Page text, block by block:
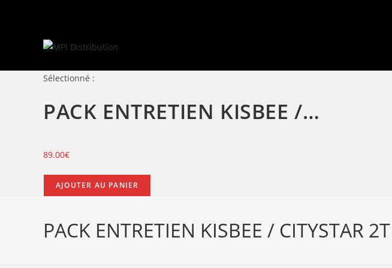
Sélectionné :
PACK ENTRETIEN KISBEE /…
89.00€
quantité
de
ENTRETIEN
KISBEE
AJOUTER AU PANIER
PACK ENTRETIEN KISBEE / CITYSTAR 2T